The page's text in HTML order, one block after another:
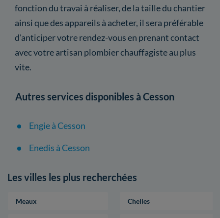
fonction du travai à réaliser, de la taille du chantier
ainsi que des appareils à acheter, il sera préférable
d'anticiper votre rendez-vous en prenant contact
avec votre artisan plombier chauffagiste au plus
vite.
Autres services disponibles à Cesson
Engie à Cesson
Enedis à Cesson
Les villes les plus recherchées
Meaux Chelles